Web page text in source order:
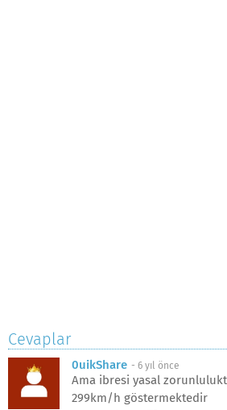
Cevaplar
0uikShare - 6 yıl önce
Ama ibresi yasal
299km/h göstermektedir